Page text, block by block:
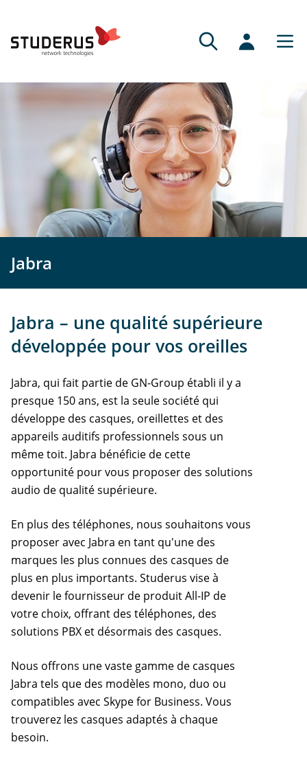
Jabra
Jabra – une qualité supérieure
développée pour vos oreilles
Jabra, qui fait partie de GN-Group établi il y a
presque 150 ans, est la seule société qui
développe des casques, oreillettes et des
appareils auditifs professionnels sous un
même toit. Jabra bénéficie de cette
opportunité pour vous proposer des solutions
audio de qualité supérieure.
En plus des téléphones, nous souhaitons vous
proposer avec Jabra en tant qu'une des
marques les plus connues des casques de
plus en plus importants. Studerus vise à
devenir le fournisseur de produit All-IP de
votre choix, offrant des téléphones, des
solutions PBX et désormais des casques.
Nous offrons une vaste gamme de casques
Jabra tels que des modèles mono, duo ou
compatibles avec Skype for Business. Vous
trouverez les casques adaptés à chaque
besoin.